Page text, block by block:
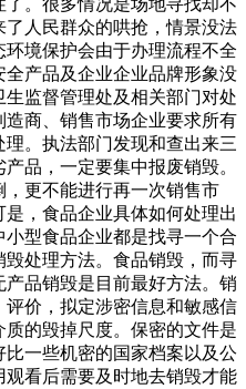
。很多情况是场地寻找却不
人民群众的哄抢，情景没法
境保护会由于办理流程不全
产品及企业企业品牌形象没
监督管理处及相关部门对处
商、销售市场企业要求所有
。执法部门发现和查出来三
品，一定要集中报废销毁。
更不能进行再一次销售市
，食品企业具体如何处理出
型食品企业都是找寻一个合
处理方法。食品销毁，而寻
品销毁是目前最好方法。销
价，拟定涉密信息和敏感信
的毁掉尺度。保密的文件是
一些机密的国家档案以及公
看后需要及时地去销毁才能